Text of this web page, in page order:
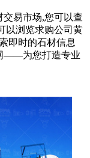
易市场,您可以查
以浏览求购公司黄
即时的石材信息
——为您打造专业